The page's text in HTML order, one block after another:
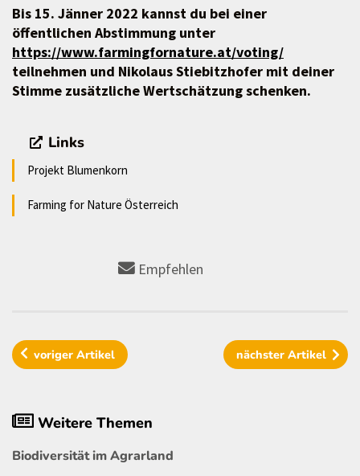
Bis 15. Jänner 2022 kannst du bei einer
öffentlichen Abstimmung unter
https://www.farmingfornature.at/voting/
teilnehmen und Nikolaus Stiebitzhofer mit deiner
Stimme zusätzliche Wertschätzung schenken.
Links
Projekt Blumenkorn
Farming for Nature Österreich
Empfehlen
vorigerArtikel nächster Artikel
Weitere Themen
Biodiversität im Agrarland